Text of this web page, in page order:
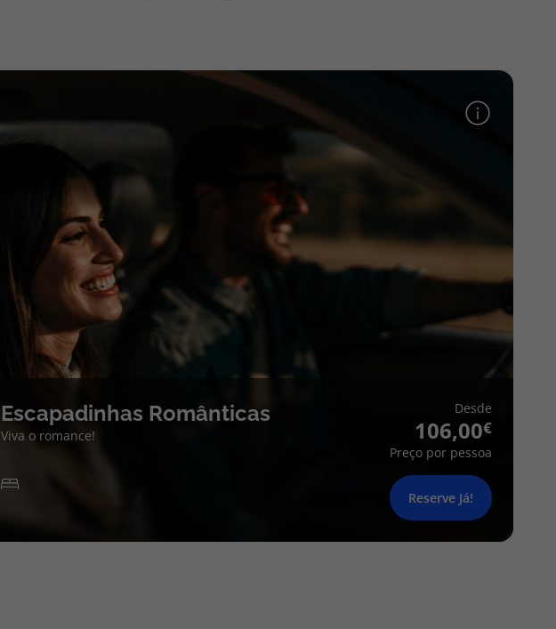
Escapadinhas Românticas
Viva o romance!
Desde
106,00
Preço por pessoa
Reserve Já!